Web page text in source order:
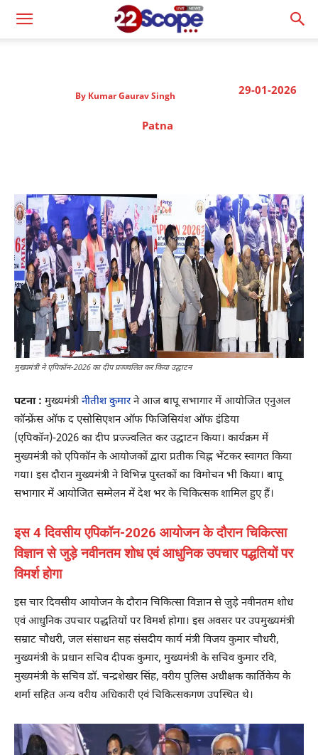
29-01-2026
By Kumar Gaurav Singh
Patna
मुख्यमंत्री ने एपिकॉन-2026 का दीप प्रज्ज्वलित कर किया उद्घाटन
पटना : मुख्यमंत्री नीतीश कुमारने आज बापू सभागार में आयोजित एनुअल
कॉन्फ्रेंस ऑफ द एसोसिएशन ऑफ फिजिसियंश ऑफ इंडिया
(एपिकॉन)-2026 का दीप प्रज्ज्वलित कर उद्घाटन किया। कार्यक्रम में
मुख्यमंत्री को एपिकॉन के आयोजकों द्वारा प्रतीक चिह्न भेंटकर स्वागत किया
गया। इस दौरान मुख्यमंत्री ने विभिन्न पुस्तकों का विमोचन भी किया। बापू
सभागार में आयोजित सम्मेलन में देश भर के चिकित्सक शामिल हुए हैं।
इस 4 दिवसीय एपिकॉन-2026 आयोजन के दौरान चिकित्सा
विज्ञान से जुड़े नवीनतम शोध एवं आधुनिक उपचार पद्धतियों पर
विमर्श होगा
इस चार दिवसीय आयोजन के दौरान चिकित्सा विज्ञान से जुड़े नवीनतम शोध
एवं आधुनिक उपचार पद्धतियों पर विमर्श होगा। इस अवसर पर उपमुख्यमंत्री
सम्राट चौधरी, जल संसाधन सह संसदीय कार्य मंत्री विजय कुमार चौधरी,
मुख्यमंत्री के प्रधान सचिव दीपक कुमार, मुख्यमंत्री के सचिव कुमार रवि,
मुख्यमंत्री के सचिव डॉ. चन्द्रशेखर सिंह, वरीय पुलिस अधीक्षक कार्तिकेय के
शर्मा सहित अन्य वरीय अधिकारी एवं चिकित्सकगण उपस्थित थे।